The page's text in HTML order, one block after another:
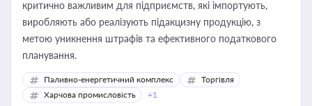
критично важливим для підприємств, які імпортують,
виробляють або реалізують підакцизну продукцію, з
метою уникнення штрафів та ефективного податкового
планування.
Паливно-енергетичний комплекс
Торгівля
Харчова промисловість
+1